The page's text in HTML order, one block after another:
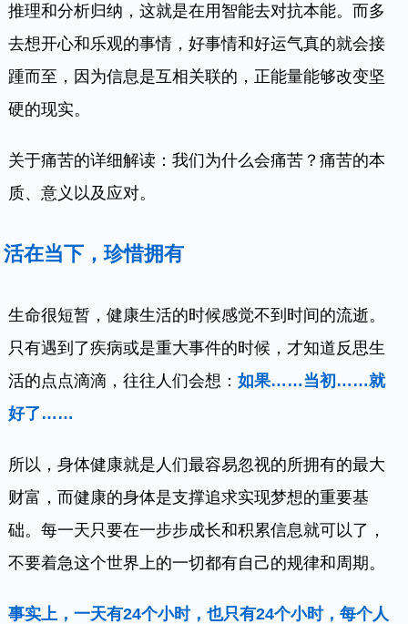
推理和分析归纳，这就是在用智能去对抗本能。而多
去想开心和乐观的事情，好事情和好运气真的就会接
踵而至，因为信息是互相关联的，正能量能够改变坚
硬的现实。
关于痛苦的详细解读：我们为什么会痛苦？痛苦的本
质、意义以及应对。
活在当下，珍惜拥有
生命很短暂，健康生活的时候感觉不到时间的流逝。
只有遇到了疾病或是重大事件的时候，才知道反思生
活的点点滴滴，往往人们会想：如果……当初……就
好了……
所以，身体健康就是人们最容易忽视的所拥有的最大
财富，而健康的身体是支撑追求实现梦想的重要基
础。每一天只要在一步步成长和积累信息就可以了，
不要着急这个世界上的一切都有自己的规律和周期。
事实上，一天有24个小时，也只有24个小时，每个人